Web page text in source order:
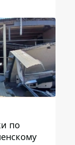
по